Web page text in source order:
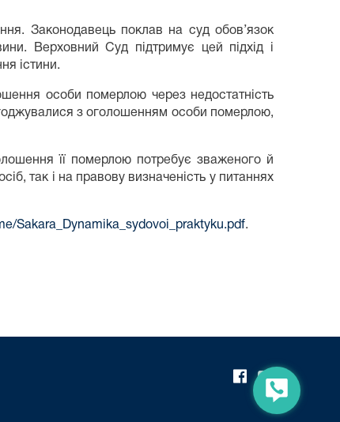
Законодавець поклав на суд обов’язок
Верховний Суд підтримує цей підхід і
істини.
особи померлою через недостатність
з оголошенням особи померлою,
її померлою потребує зваженого й
так і на правову визначеність у питаннях
Sakara_Dynamika_sydovoi_praktyku.pdf.